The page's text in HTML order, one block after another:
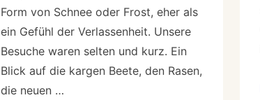
Form von Schnee oder Frost, eher als
ein Gefühl der Verlassenheit. Unsere
Besuche waren selten und kurz. Ein
Blick auf die kargen Beete, den Rasen,
die neuen …